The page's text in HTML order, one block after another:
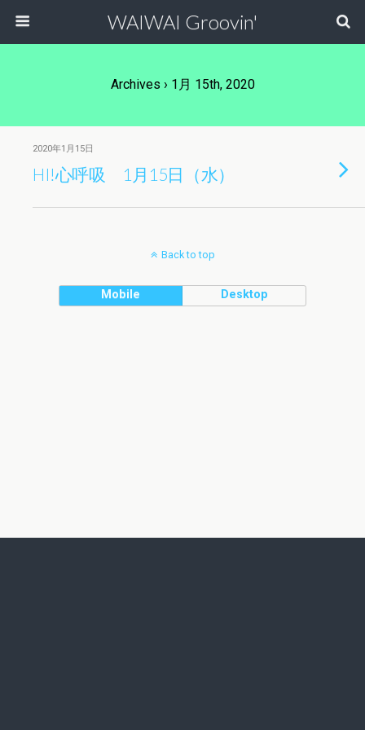
WAIWAI Groovin'
Archives › 1月 15th, 2020
2020年1月15日
HI!心呼吸 1月15日（水）
Back to top
Mobile Desktop